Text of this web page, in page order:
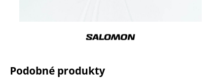
Podobné produkty